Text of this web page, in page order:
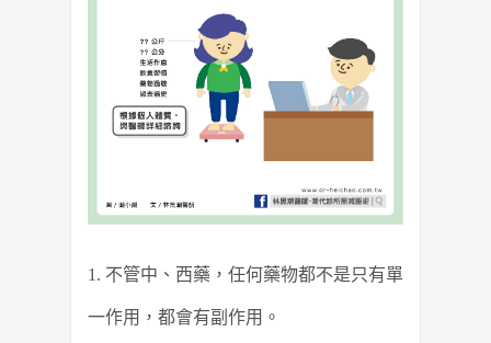
1. 不管中、西藥，任何藥物都不是只有單
一作用，都會有副作用。